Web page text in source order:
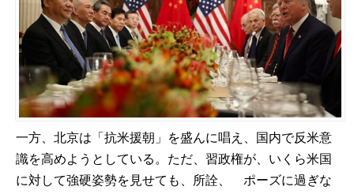
一方、北京は「抗米援朝」を盛んに唱え、国内で反米意
識を高めようとしている。ただ、習政権が、いくら米国
に対して強硬姿勢を見せても、所詮、 ポーズに過ぎな